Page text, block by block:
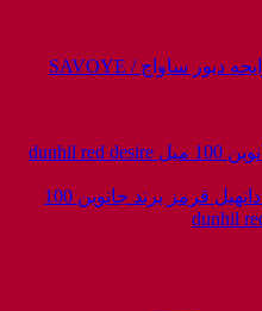
ادکلن ساووی جانوین ۱۰۰ میل با رایحه دیور ساواچ / SAVOYE